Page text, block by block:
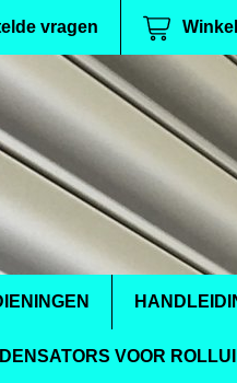
vragen
VOOR